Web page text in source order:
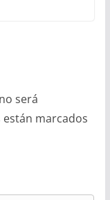
será
marcados